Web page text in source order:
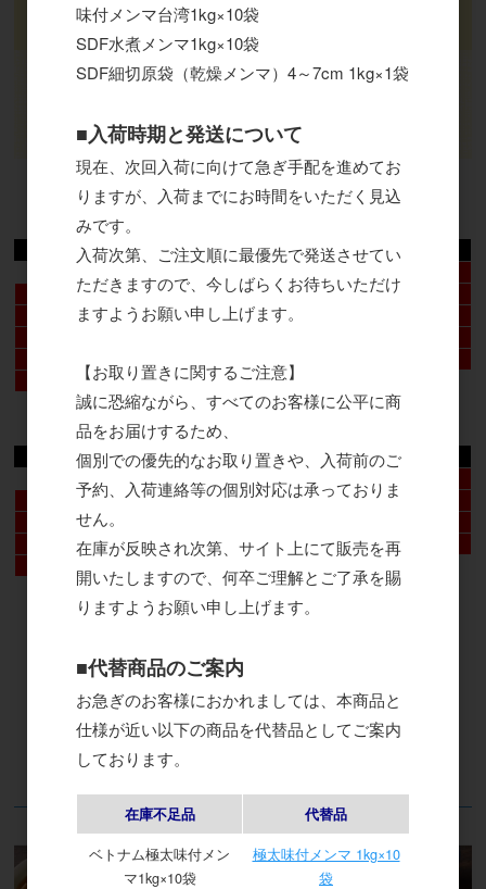
カート
月 火 水 木 金
3 4 5 6 7
10 11 12
31
2026年9月
月 火 水 木 金
1 2 3 4
7 8 9 10 11
14
21 22 23 24 25
30
味付メンマ台湾1kg×10袋
SDF水煮メンマ1kg×10袋
SDF細切原袋（乾燥メンマ）4～7cm 1kg×1袋
■入荷時期と発送について
現在、次回入荷に向けて急ぎ手配を進めてお
りますが、入荷までにお時間をいただく見込
みです。
入荷次第、ご注文順に最優先で発送させてい
ただきますので、今しばらくお待ちいただけ
ますようお願い申し上げます。
【お取り置きに関するご注意】
誠に恐縮ながら、すべてのお客様に公平に商
品をお届けするため、
個別での優先的なお取り置きや、入荷前のご
予約、入荷連絡等の個別対応は承っておりま
せん。
在庫が反映され次第、サイト上にて販売を再
開いたしますので、何卒ご理解とご了承を賜
りますようお願い申し上げます。
■代替商品のご案内
お急ぎのお客様におかれましては、本商品と
仕様が近い以下の商品を代替品としてご案内
しております。
在庫不足品 代替品
ベトナム極太味付メン
マ1kg×10袋
極太味付メンマ 1kg×10
袋